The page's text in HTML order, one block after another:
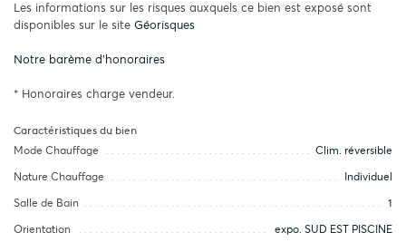
Les informations sur les risques auxquels ce bien est exposé sont
disponibles sur le site Géorisques
Notre barème d'honoraires
* Honoraires charge vendeur.
Caractéristiques du bien
Mode Chauffage
Clim. réversible
Nature Chauffage Individuel
Salle de Bain 1
Orientation expo. SUD EST PISCINE